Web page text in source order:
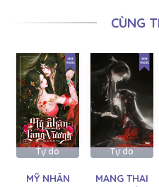
22/07/
CHƯƠNG 163 22/07/
CHƯƠNG 162 22/07/
CHƯƠNG 161 22/07/
CHƯƠNG 160 22/07/
CÙNG
Tự do
MỸ NHÂN
Tự do
MANG THAI